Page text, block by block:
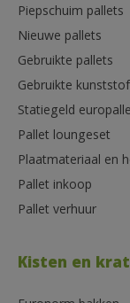
Piepschuim pallets
Nieuwe pallets
Gebruikte pallets
Gebruikte
Statiegeld
Pallet loungeset
Plaatmateriaal en
Pallet inkoop
Pallet verhuur
Kisten en